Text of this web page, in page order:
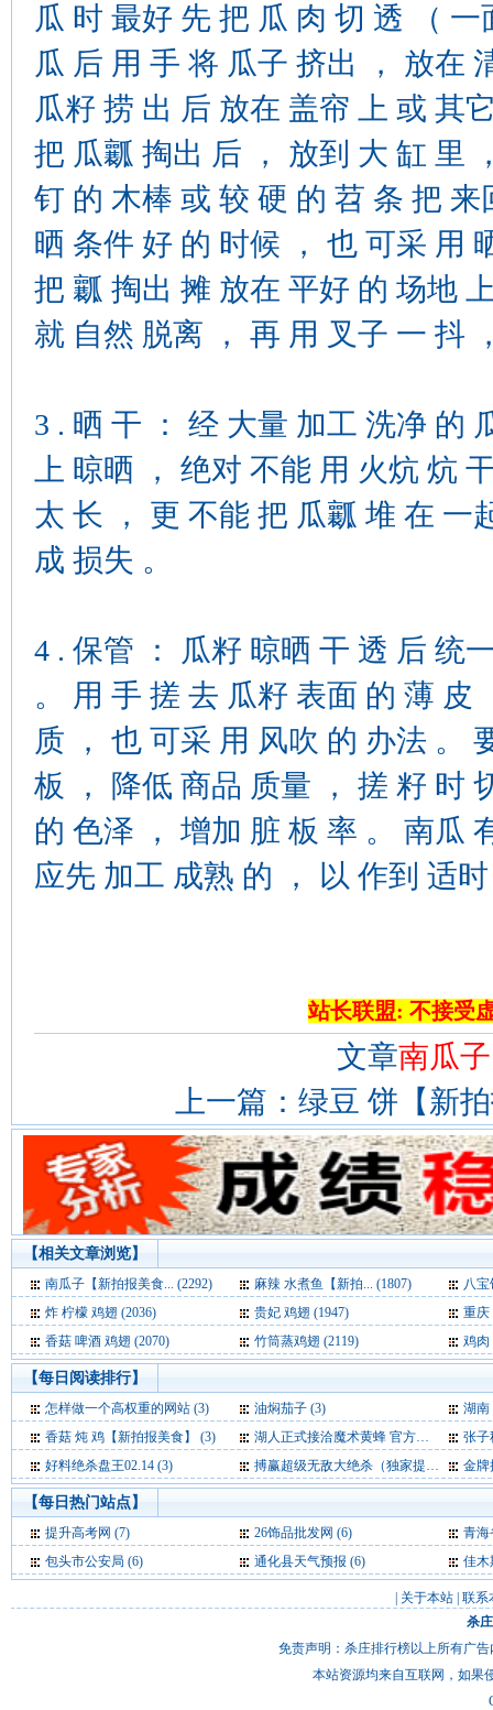
瓜 时 最好 先 把 瓜 肉 切 透 （
瓜 后 用 手 将 瓜子 挤出 ， 放在
瓜籽 捞 出 后 放在 盖帘 上 或 其
把 瓜瓤 掏出 后 ， 放到 大 缸 里
钉 的 木棒 或 较 硬 的 苕 条 把
晒 条件 好 的 时候 ， 也 可采 用
把 瓤 掏出 摊 放在 平好 的 场地
就 自然 脱离 ， 再 用 叉子 一 抖
3 . 晒 干 ： 经 大量 加工 洗净 的
上 晾晒 ， 绝对 不能 用 火炕 炕
太 长 ， 更 不能 把 瓜瓤 堆 在 一
成 损失 。
4 . 保管 ： 瓜籽 晾晒 干 透 后 统
。 用 手 搓 去 瓜籽 表面 的 薄 皮
质 ， 也 可采 用 风吹 的 办法 。
板 ， 降低 商品 质量 ， 搓 籽 时
的 色泽 ， 增加 脏 板 率 。 南瓜
应先 加工 成熟 的 ， 以 作到 适
站长联盟: 不接受
文章南瓜
上一篇： 绿豆 饼【新
【相关文章浏览】
南瓜子【新拍报美食... (2292) 麻辣 水煮鱼【新拍... (1807)
八宝
炸 柠檬 鸡翅 (2036)
贵妃 鸡翅 (1947)
重庆
香菇 啤酒 鸡翅 (2070)
竹筒蒸鸡翅 (2119) 鸡肉
【每日阅读排行】
怎样做一个高权重的网站 (3) 油焖茄子 (3)
湖南
香菇 炖 鸡【新拍报美食】 (3)
湖人正式接洽魔术黄蜂 官方求购霍华德+保罗 (3)
张子秋
好料绝杀盘王02.14 (3)
搏赢超级无敌大绝杀（独家提供）06.13 (3) 金牌
【每日热门站点】
提升高考网 (7) 26饰品批发网 (6)
青海
包头市公安局 (6) 通化县天气预报 (6) 佳木
关于本站 联系
杀
免责声明：杀庄排行榜以上所有广
本站资源均来自互联网，如果